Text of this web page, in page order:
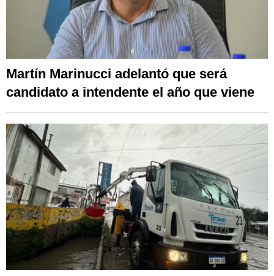
Martín Marinucci adelantó que será
candidato a intendente el año que viene